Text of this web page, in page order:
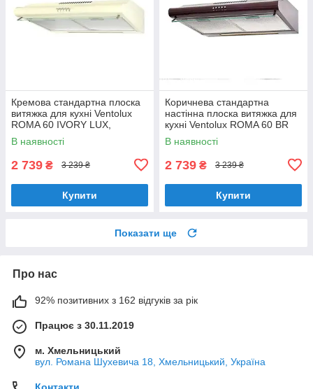
Кремова стандартна плоска
витяжка для кухні Ventolux
ROMA 60 IVORY LUX,
шириною 60 см, під навісну
шафу
В наявності
2 739 ₴ 3 239 ₴
Купити
Коричнева стандартна
настінна плоска витяжка для
кухні Ventolux ROMA 60 BR
LUX, шириною 60 см
В наявності
2 739 ₴ 3 239 ₴
Купити
Показати ще
Про нас
92% позитивних з 162 відгуків за рік
Працює з 30.11.2019
м. Хмельницький
вул. Романа Шухевича 18, Хмельницький, Україна